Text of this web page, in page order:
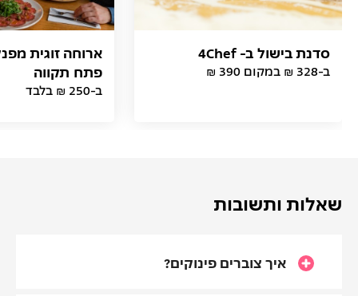
סדנת בישול ב- 4Chef
ב-328 ₪ במקום 390 ₪
ארוחה זוגית
פתח תקווה
ב-250 ₪ בלבד
שאלות ותשובות
איך צוברים פינוקים?